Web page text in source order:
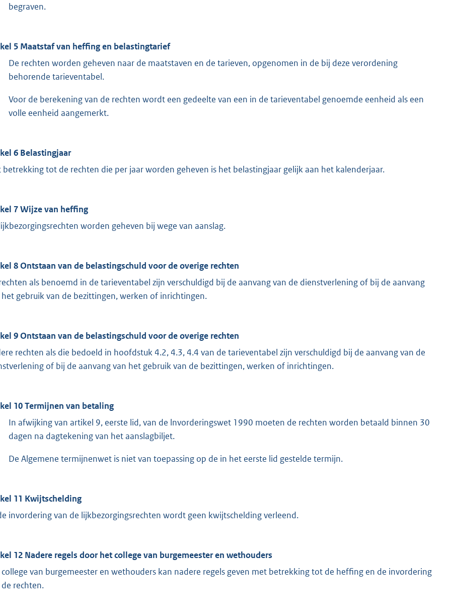
begraven.
5 Maatstaf van heffing en belastingtarief
De rechten worden geheven naar de maatstaven en de tarieven, opgenomen in de bij deze verordening
behorende tarieventabel.
Voor de berekening van de rechten wordt een gedeelte van een in de tarieventabel genoemde eenheid als een
volle eenheid aangemerkt.
6 Belastingjaar
betrekking tot de rechten die per jaar worden geheven is het belastingjaar gelijk aan het kalenderjaar.
7 Wijze van heffing
worden geheven bij wege van aanslag.
8 Ontstaan van de belastingschuld voor de overige rechten
als benoemd in de tarieventabel zijn verschuldigd bij de aanvang van de dienstverlening of bij de aanvang
gebruik van de bezittingen, werken of inrichtingen.
9 Ontstaan van de belastingschuld voor de overige rechten
rechten als die bedoeld in hoofdstuk 4.2, 4.3, 4.4 van de tarieventabel zijn verschuldigd bij de aanvang van de
of bij de aanvang van het gebruik van de bezittingen, werken of inrichtingen.
10 Termijnen van betaling
In afwijking van artikel 9, eerste lid, van de lnvorderingswet 1990 moeten de rechten worden betaald binnen 30
dagen na dagtekening van het aanslagbiljet.
De Algemene termijnenwet is niet van toepassing op de in het eerste lid gestelde termijn.
11 Kwijtschelding
invordering van de lijkbezorgingsrechten wordt geen kwijtschelding verleend.
12 Nadere regels door het college van burgemeester en wethouders
van burgemeester en wethouders kan nadere regels geven met betrekking tot de heffing en de invordering
rechten.